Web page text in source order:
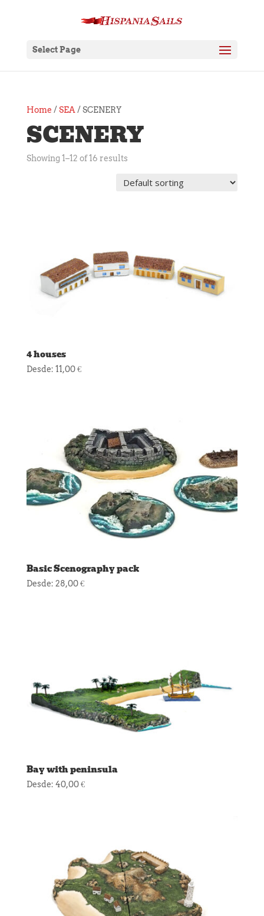
Select Page
Home / SEA / SCENERY
SCENERY
Showing 1–12 of 16 results
4 houses
Desde: 11,00€
Basic Scenography pack
Desde: 28,00€
Bay with peninsula
Desde: 40,00€